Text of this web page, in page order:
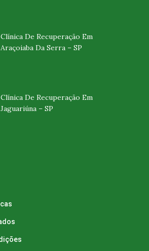
Clínica De Recuperação Em
Araçoiaba Da Serra – SP
Clínica De Recuperação Em
Jaguariúna – SP